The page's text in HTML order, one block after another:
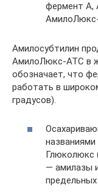
фермент А,
Амилосубтилин
АмилоЛюкс-АТС в
обозначает, что
работать в
градусов).
Глюколюкс
— амилазы